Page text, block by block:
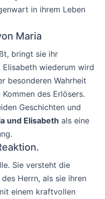
in ihrem Leben
Maria
bringt sie ihr
wiederum wird
besonderen Wahrheit
des Erlösers.
Geschichten und
und Elisabeth als eine
Sie versteht die
Herrn, als sie ihren
einem kraftvollen